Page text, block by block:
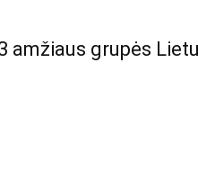
amžiaus grupės